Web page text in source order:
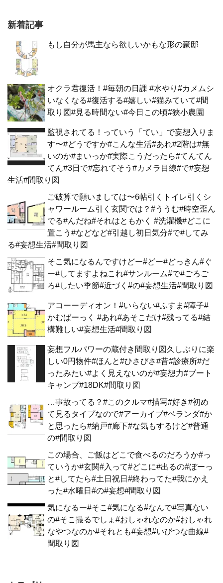
新着記事
もし自分が馬主なら欲しいかもな形の豪邸
オクラ君復活！#毎朝の日課 #水やり#カメムシ
いなくなる#復活する#嬉しい#猫みていて#間
取り図#見る時間ない#今日この頃#狭小農園
監視されてる！っていう「てい」で妄想入りま
す〜#どうですか#こんな生活#あれ#2階は#無
いのか#まいっか#実際こうだったら#てんてん
てん#3日で#忘れてそう#カメラ目線#で#妄想
生活#間取り図
ご破算で願いましては〜6帖引くトイレ引くシ
ャワールーム引く玄関では？#ううむ#時空歪ん
でる#んだね#それはともかく #洗濯機#どこに
置こう#などなど#引越し初日気分#で#してみ
る#妄想生活#間取り図
そこ気になるんですけどー#どー#どっきん#ぐ
ー#してますよねこれ#サンルーム#で#ごろご
ろ#したい季節#近づく#の#妄想生活#間取り図
アコーーディオン！#いらない#ふすま#障子#
かむばーっく #あれ#あそこだけ#残ってる#結
構難しい#妄想生活#間取り図
妄想フルパワーの蔵付き間取り図久しぶりに楽
しい0円物件#ほんと#ひさびさ#昔#診療所#だ
ったみたい#よく見えないのが#妄想力#ブート
キャンプ#18DK#間取り図
…事故ってる？#このクルマ#描写#好き#初め
て見るタイプなので#アーカイブ#ベランダ#か
と思ったら#納戸#廊下#な気もするけど#普通
の#間取り図
この場合、ご飯はどこで食べるのだろうか#っ
ていうか#玄関#入って#どこに#出るの#ぼーっ
と#してたら#土日祝日#終わってた#我にかえ
った#水曜日#の#妄想#間取り図
気になるー#そこ#気になる#なんで#写真ない
の#そこ撮るでしょ#おしゃれなのか#おしゃれ
なやつなのか#それとも#妄想#いびつな曲線#
間取り図